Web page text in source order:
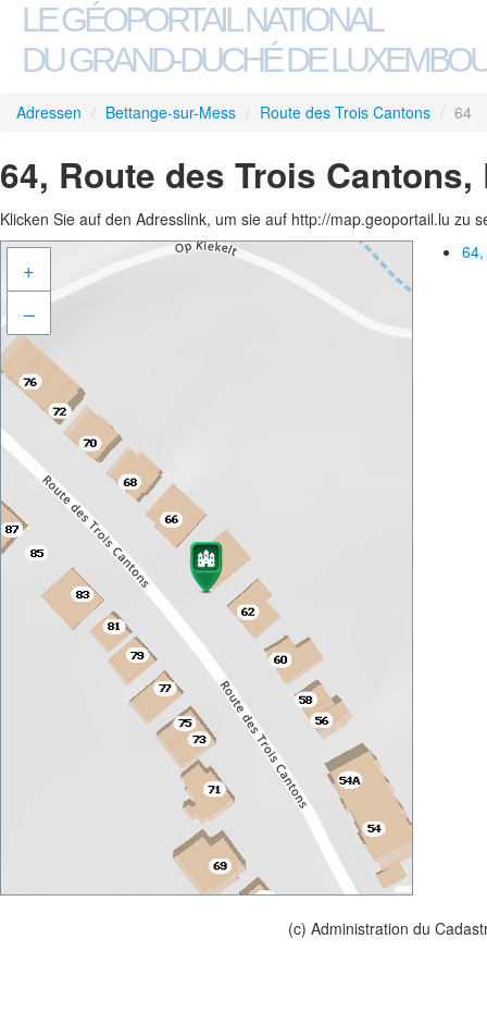
LE GÉOPORTAIL NATIONAL
DU GRAND-DUCHÉ DE
Adressen / Bettange-sur-Mess / Route des Trois Cantons / 64
64, Route des Trois
Klicken Sie auf den Adresslink, um sie auf http://map.geoportail.lu zu
+
–
(c) Administration du